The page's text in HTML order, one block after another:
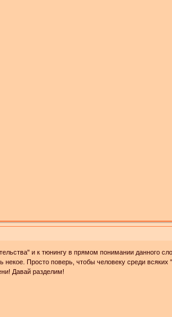
и к тюнингу в прямом понимании данного
некое. Просто поверь, чтобы человеку среди
Давай разделим!